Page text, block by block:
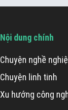
Nội dung chính
Chuyện nghề
Chuyện linh tinh
Xu hướng công